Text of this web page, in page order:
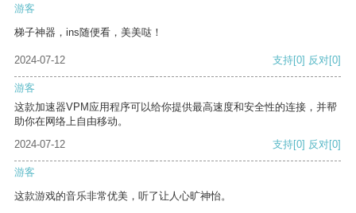
游客
梯子神器，ins随便看，美美哒！
2024-07-12 支持[0] 反对[0]
游客
这款加速器VPM应用程序可以给你提供最高速度和安全性的连接，并帮
助你在网络上自由移动。
2024-07-12
支持[0] 反对[0]
游客
这款游戏的音乐非常优美，听了让人心旷神怡。